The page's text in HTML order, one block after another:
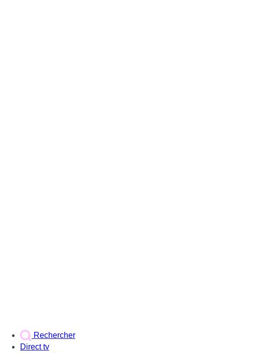
Rechercher
Direct tv